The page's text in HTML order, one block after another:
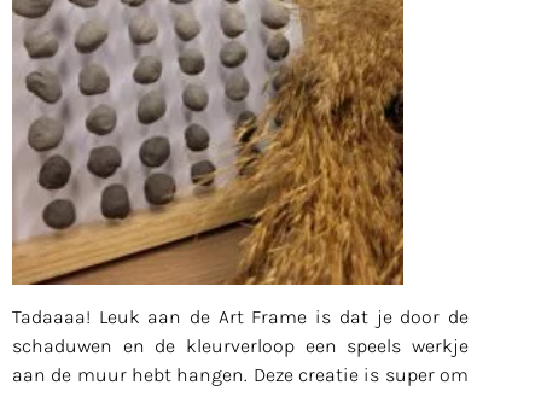
Tadaaaa! Leuk aan de Art Frame is dat je door de
schaduwen en de kleurverloop een speels werkje
aan de muur hebt hangen. Deze creatie is super om